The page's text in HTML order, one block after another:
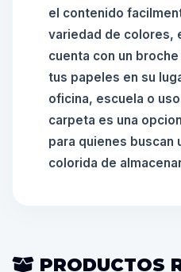
el contenido
variedad de colores,
cuenta con un
tus papeles en su
oficina, escuela o
carpeta es una
para quienes buscan
colorida de
PRODUCTOS